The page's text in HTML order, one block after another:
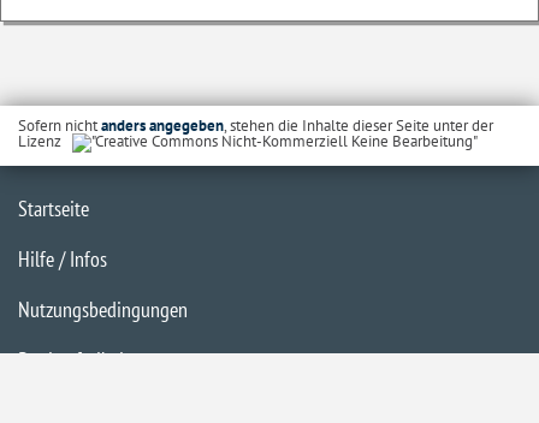
Sofern nichtanders angegeben, stehen die Inhalte dieser Seite unter der
Lizenz
Startseite
Hilfe / Infos
Nutzungsbedingungen
Barrierefreiheit